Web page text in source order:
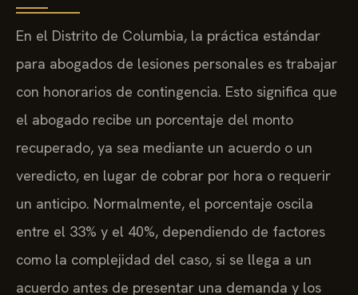
En el Distrito de Columbia, la práctica estándar
para abogados de lesiones personales es trabajar
con honorarios de contingencia. Esto significa que
el abogado recibe un porcentaje del monto
recuperado, ya sea mediante un acuerdo o un
veredicto, en lugar de cobrar por hora o requerir
un anticipo. Normalmente, el porcentaje oscila
entre el 33% y el 40%, dependiendo de factores
como la complejidad del caso, si se llega a un
acuerdo antes de presentar una demanda y los